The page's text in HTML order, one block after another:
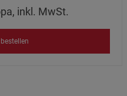
inkl. MwSt.